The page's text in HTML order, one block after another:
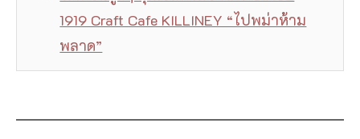
1919 Craft Cafe KILLINEY “ไปพม่าห้าม
พลาด”